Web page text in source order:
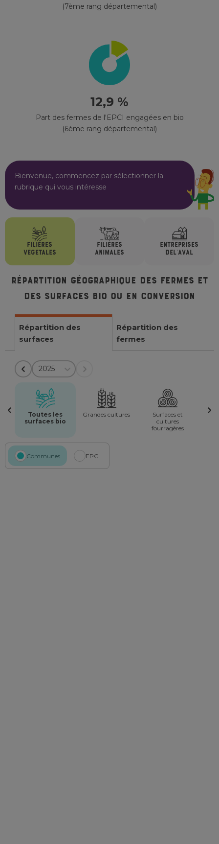
(7ème rang départemental)
12,9 %
Part des fermes de l'EPCI engagées en bio
(6ème rang départemental)
Bienvenue, commencez par sélectionner la
rubrique qui vous intéresse
FILIÈRES
VÉGÉTALES
FILIÈRES
ANIMALES
ENTREPRISES
DEL'AVAL
Répartition géographique des fermes et
des surfaces bio ou en conversion
Répartition des
surfaces
Répartition des
fermes
2025
Toutes les
surfaces bio
Grandes cultures
Surfaces et
cultures
fourragères
Communes EPCI